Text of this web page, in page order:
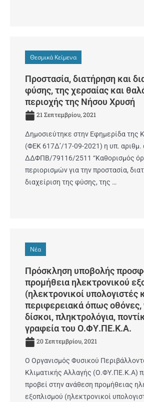
Θεσμικά Κείμενα
Προστασία, διατήρηση και
φύσης, της χερσαίας και
περιοχής της Νήσου Χρυσή
21 Σεπτεμβρίου, 2021
Δημοσιεύτηκε στην Εφημερίδα της
(ΦΕΚ 617Δ’/17-09-2021) η υπ.
ΔΔΦΠΒ/79116/2511 “Καθορισμός
περιορισμών για την προστασία,
διαχείριση της φύσης, της …
Νέα
Πρόσκληση υποβολής
προμήθεια ηλεκτρονικού
(ηλεκτρονικοί υπολογιστές
περιφερειακά όπως
δίσκοι, πληκτρολόγια,
γραφεία του Ο.ΦΥ.ΠΕ.Κ.Α.
20 Σεπτεμβρίου, 2021
Ο Οργανισμός Φυσικού
Κλιματικής Αλλαγής (Ο.ΦΥ.ΠΕ.Κ.Α)
προβεί στην ανάθεση προμήθειας
εξοπλισμού (ηλεκτρονικοί